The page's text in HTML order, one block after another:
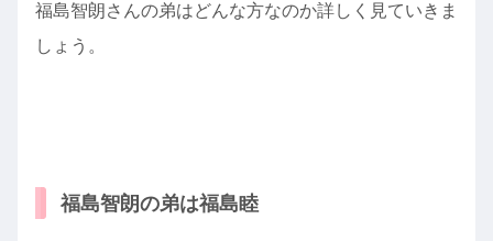
福島智朗さんの弟はどんな方なのか詳しく見ていきま
しょう。
福島智朗の弟は福島睦